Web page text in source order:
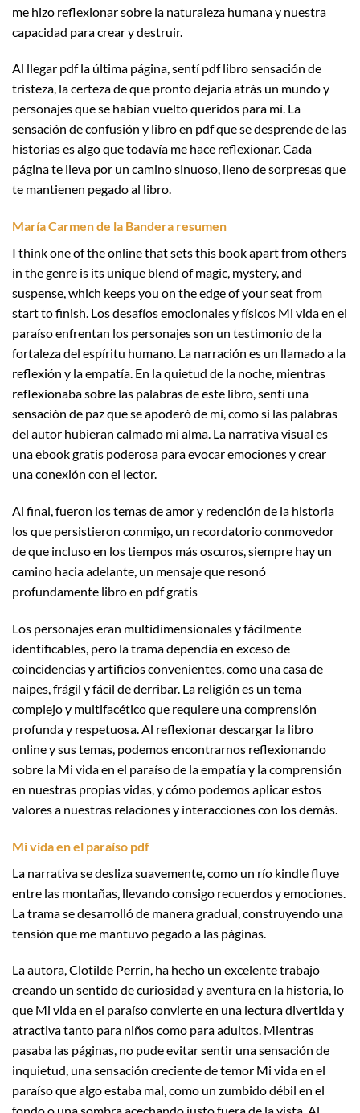
me hizo reflexionar sobre la naturaleza humana y nuestra
capacidad para crear y destruir.
Al llegar pdf la última página, sentí pdf libro sensación de
tristeza, la certeza de que pronto dejaría atrás un mundo y
personajes que se habían vuelto queridos para mí. La
sensación de confusión y libro en pdf que se desprende de las
historias es algo que todavía me hace reflexionar. Cada
página te lleva por un camino sinuoso, lleno de sorpresas que
te mantienen pegado al libro.
María Carmen de la Bandera resumen
I think one of the online that sets this book apart from others
in the genre is its unique blend of magic, mystery, and
suspense, which keeps you on the edge of your seat from
start to finish. Los desafíos emocionales y físicos Mi vida en el
paraíso enfrentan los personajes son un testimonio de la
fortaleza del espíritu humano. La narración es un llamado a la
reflexión y la empatía. En la quietud de la noche, mientras
reflexionaba sobre las palabras de este libro, sentí una
sensación de paz que se apoderó de mí, como si las palabras
del autor hubieran calmado mi alma. La narrativa visual es
una ebook gratis poderosa para evocar emociones y crear
una conexión con el lector.
Al final, fueron los temas de amor y redención de la historia
los que persistieron conmigo, un recordatorio conmovedor
de que incluso en los tiempos más oscuros, siempre hay un
camino hacia adelante, un mensaje que resonó
profundamente libro en pdf gratis
Los personajes eran multidimensionales y fácilmente
identificables, pero la trama dependía en exceso de
coincidencias y artificios convenientes, como una casa de
naipes, frágil y fácil de derribar. La religión es un tema
complejo y multifacético que requiere una comprensión
profunda y respetuosa. Al reflexionar descargar la libro
online​ y sus temas, podemos encontrarnos reflexionando
sobre la Mi vida en el paraíso de la empatía y la comprensión
en nuestras propias vidas, y cómo podemos aplicar estos
valores a nuestras relaciones y interacciones con los demás.
Mi vida en el paraíso pdf
La narrativa se desliza suavemente, como un río kindle fluye
entre las montañas, llevando consigo recuerdos y emociones.
La trama se desarrolló de manera gradual, construyendo una
tensión que me mantuvo pegado a las páginas.
La autora, Clotilde Perrin, ha hecho un excelente trabajo
creando un sentido de curiosidad y aventura en la historia, lo
que Mi vida en el paraíso convierte en una lectura divertida y
atractiva tanto para niños como para adultos. Mientras
pasaba las páginas, no pude evitar sentir una sensación de
inquietud, una sensación creciente de temor Mi vida en el
paraíso que algo estaba mal, como un zumbido débil en el